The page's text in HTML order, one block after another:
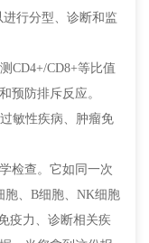
行分型、诊断和监
CD8+等比值
预防排斥反应。
敏性疾病、肿瘤免
检查。它如同一次
胞、B细胞、NK细胞
疫力、诊断相关疾